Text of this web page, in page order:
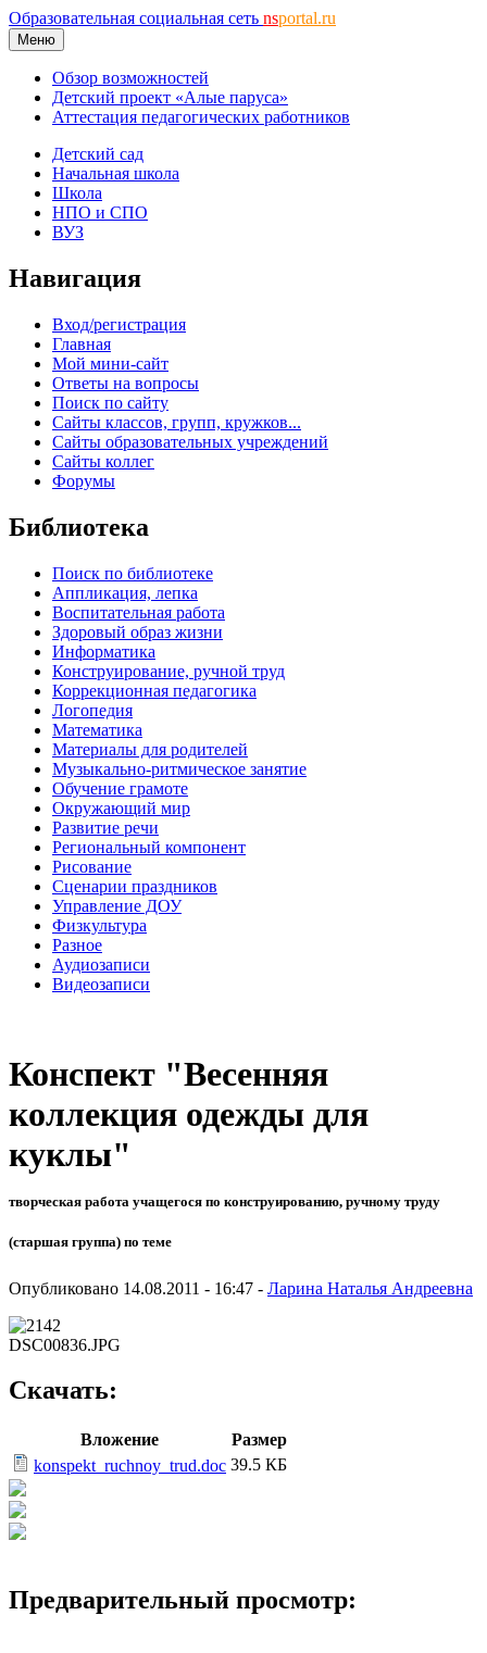
Образовательная социальная сеть nsportal.ru
Меню
Обзор возможностей
Детский проект «Алые паруса»
Аттестация педагогических работников
Детский сад
Начальная школа
Школа
НПО и СПО
ВУЗ
Навигация
Вход/регистрация
Главная
Мой мини-сайт
Ответы на вопросы
Поиск по сайту
Сайты классов, групп, кружков...
Сайты образовательных учреждений
Сайты коллег
Форумы
Библиотека
Поиск по библиотеке
Аппликация, лепка
Воспитательная работа
Здоровый образ жизни
Информатика
Конструирование, ручной труд
Коррекционная педагогика
Логопедия
Математика
Материалы для родителей
Музыкально-ритмическое занятие
Обучение грамоте
Окружающий мир
Развитие речи
Региональный компонент
Рисование
Сценарии праздников
Управление ДОУ
Физкультура
Разное
Аудиозаписи
Видеозаписи
Конспект "Весенняя
коллекция одежды для
куклы"
творческая работа учащегося по конструированию, ручному труду
(старшая группа) по теме
Опубликовано 14.08.2011 - 16:47 - Ларина Наталья Андреевна
DSC00836.JPG
Скачать:
Вложение
Размер
konspekt_ruchnoy_trud.doc 39.5 КБ
Предварительный просмотр: